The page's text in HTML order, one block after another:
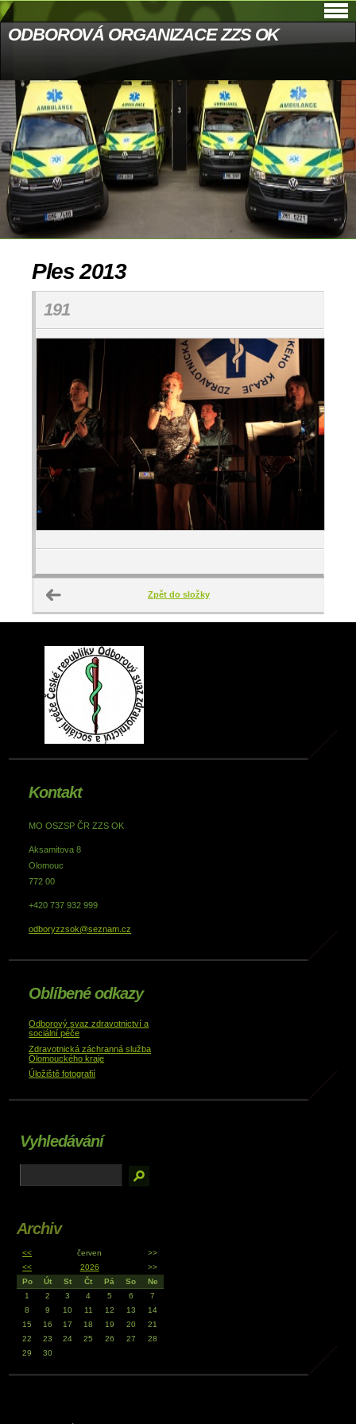
ODBOROVÁ ORGANIZACE ZZS OK
Ples 2013
191
Zpět do složky
Kontakt
MO OSZSP ČR ZZS OK
Aksamitova 8
Olomouc
772 00
+420 737 932 999
odboryzzsok@seznam.cz
Oblíbené odkazy
Odborový svaz zdravotnictví a
sociální péče
Zdravotnická záchranná služba
Olomouckého kraje
Úložiště fotografií
Vyhledávání
Archiv
<< červen
>>
<<
2026
>>
Po
Út St Čt Pá So
Ne
1
2 3 4 5 6
7
8
9 10 11 12 13
14
15
16 17 18 19 20
21
22
23 24 25 26 27
28
29
30